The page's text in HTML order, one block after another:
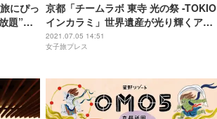
にぴっ
題”の
京都「チームラボ 東寺 光の祭 -TOKIO
インカラミ」世界遺産が光り輝くアー
ト空間に
2021.07.05 14:51
女子旅プレス